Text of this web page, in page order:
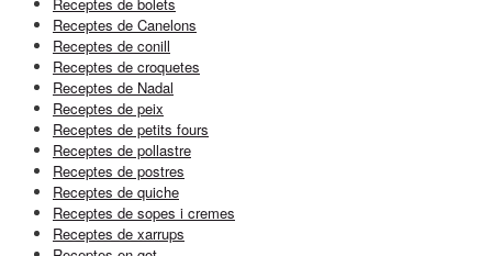
Receptes de Canelons
Receptes de conill
Receptes de croquetes
Receptes de Nadal
Receptes de peix
Receptes de petits fours
Receptes de pollastre
Receptes de postres
Receptes de quiche
Receptes de sopes i cremes
Receptes de xarrups